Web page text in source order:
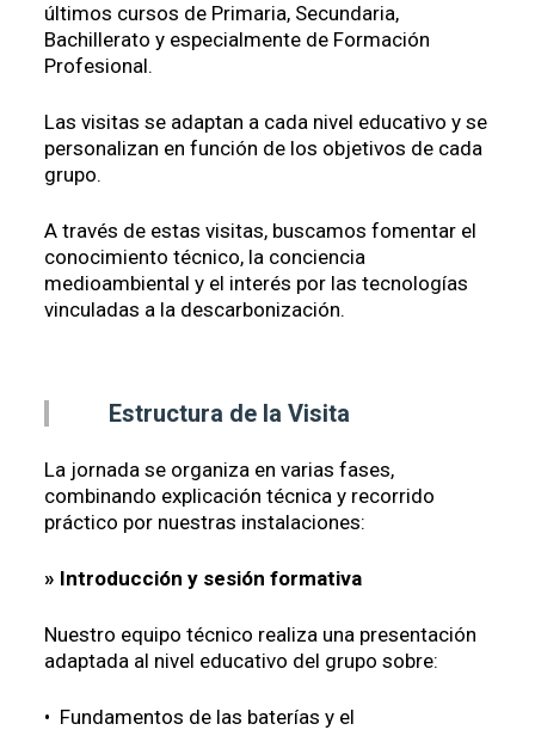
últimos cursos de Primaria, Secundaria,
Bachillerato y especialmente de Formación
Profesional.
Las visitas se adaptan a cada nivel educativo y se
personalizan en función de los objetivos de cada
grupo.
A través de estas visitas, buscamos fomentar el
conocimiento técnico, la conciencia
medioambiental y el interés por las tecnologías
vinculadas a la descarbonización.
Estructura de la Visita
La jornada se organiza en varias fases,
combinando explicación técnica y recorrido
práctico por nuestras instalaciones:
» Introducción y sesión formativa
Nuestro equipo técnico realiza una presentación
adaptada al nivel educativo del grupo sobre:
• Fundamentos de las baterías y el